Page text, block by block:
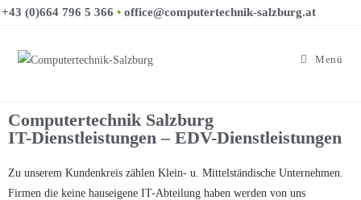
+43 (0)664 796 5 366 • office@computertechnik-salzburg.at
Menü
Computertechnik Salzburg
IT-Dienstleistungen für KMU
Computertechnik Salzburg
IT-Dienstleistungen – EDV-Dienstleistungen
Zu unserem Kundenkreis zählen Klein- u. Mittelständische Unternehmen.
Firmen die keine hauseigene IT-Abteilung haben werden von uns